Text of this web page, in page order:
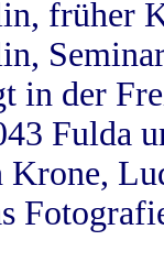
früher
in der
Fulda
Krone,